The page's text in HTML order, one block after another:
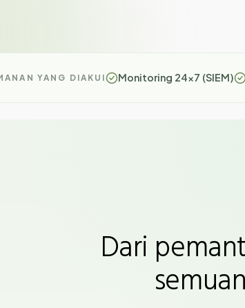
YANG DIAKUI Monitoring 24×7 (SIEM)
Dari